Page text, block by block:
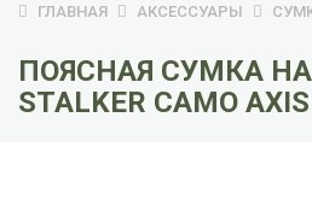
ГЛАВНАЯ АКСЕССУАРЫ
ПОЯСНАЯ СУМКА
STALKER CAMO